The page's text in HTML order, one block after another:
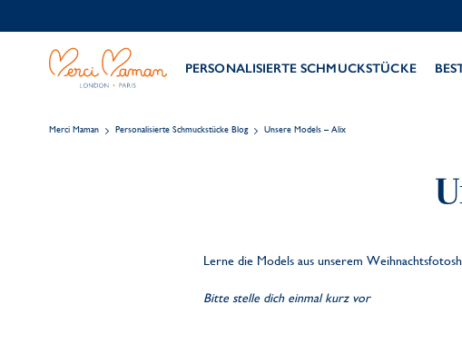
PERSONALISIERTE SCHMUCKSTÜCKE
Merci Maman Personalisierte Schmuckstücke Blog Unsere Models – Alix
Lerne die Models aus unserem
Bitte stelle dich einmal kurz vor